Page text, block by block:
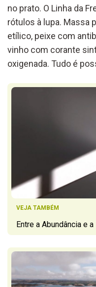
no prato. O Linha da
rótulos à lupa. Massa
etílico, peixe com
vinho com corante
oxigenada. Tudo é
VEJA TAMBÉM
Entre a Abundância e